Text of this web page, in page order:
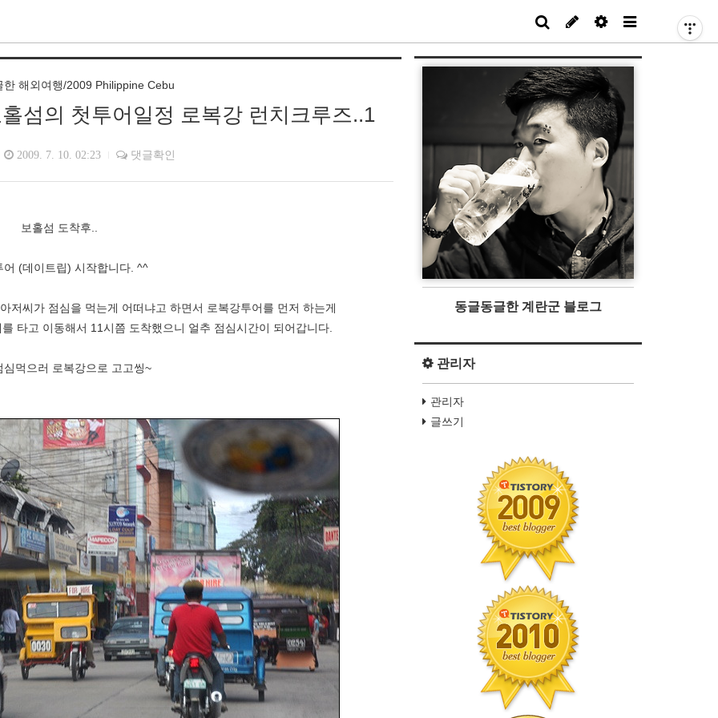
해외여행/2009 Philippine Cebu
섬의 첫투어일정 로복강 런치크루즈..1
2009. 7. 10. 02:23 댓글확인
보홀섬 도착후..
어 (데이트립) 시작합니다. ^^
저씨가 점심을 먹는게 어떠냐고 하면서 로복강투어를 먼저 하는게
타고 이동해서 11시쯤 도착했으니 얼추 점심시간이 되어갑니다.
심먹으러 로복강으로 고고씽~
동글동글한 계란군 블로그
관리자
관리자
글쓰기